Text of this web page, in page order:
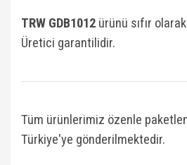
TRW GDB1012 ürünü sıfır
Üretici garantilidir.
Tüm ürünlerimiz özenle
Türkiye'ye gönderilmektedir.